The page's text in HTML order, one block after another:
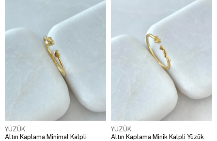
YÜZÜK
Altın Kaplama Minimal Kalpli
YÜZÜK
Altın Kaplama Minik Kalpli Yüzük